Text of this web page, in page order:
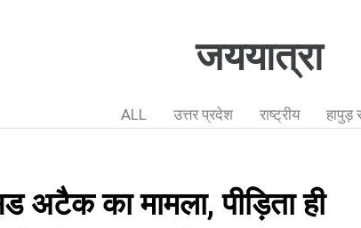
जययात्रा
ALL उत्तर प्रदेश राष्ट्रीय हापुड़
अटैक का मामला, पीड़िता ही